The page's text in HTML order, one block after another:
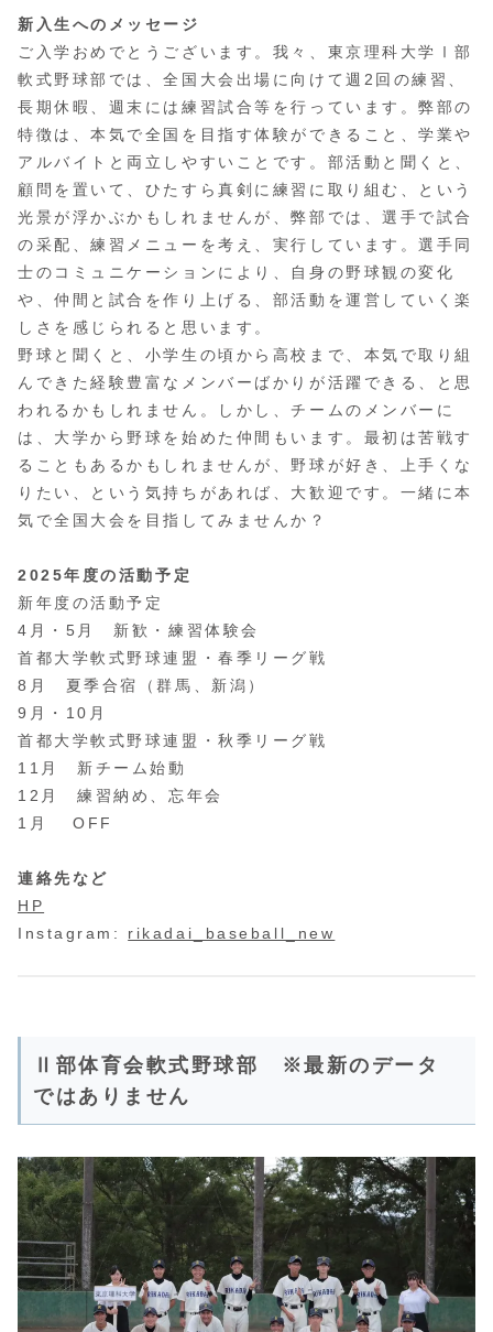
新入生へのメッセージ
ご入学おめでとうございます。我々、東京理科大学Ⅰ部
軟式野球部では、全国大会出場に向けて週2回の練習、
長期休暇、週末には練習試合等を行っています。弊部の
特徴は、本気で全国を目指す体験ができること、学業や
アルバイトと両立しやすいことです。部活動と聞くと、
顧問を置いて、ひたすら真剣に練習に取り組む、という
光景が浮かぶかもしれませんが、弊部では、選手で試合
の采配、練習メニューを考え、実行しています。選手同
士のコミュニケーションにより、自身の野球観の変化
や、仲間と試合を作り上げる、部活動を運営していく楽
しさを感じられると思います。
野球と聞くと、小学生の頃から高校まで、本気で取り組
んできた経験豊富なメンバーばかりが活躍できる、と思
われるかもしれません。しかし、チームのメンバーに
は、大学から野球を始めた仲間もいます。最初は苦戦す
ることもあるかもしれませんが、野球が好き、上手くな
りたい、という気持ちがあれば、大歓迎です。一緒に本
気で全国大会を目指してみませんか？
2025年度の活動予定
新年度の活動予定
4月・5月 新歓・練習体験会
首都大学軟式野球連盟・春季リーグ戦
8月 夏季合宿（群馬、新潟）
9月・10月
首都大学軟式野球連盟・秋季リーグ戦
11月 新チーム始動
12月 練習納め、忘年会
1月 OFF
連絡先など
HP
Instagram: rikadai_baseball_new
Ⅱ部体育会軟式野球部 ※最新のデータ
ではありません